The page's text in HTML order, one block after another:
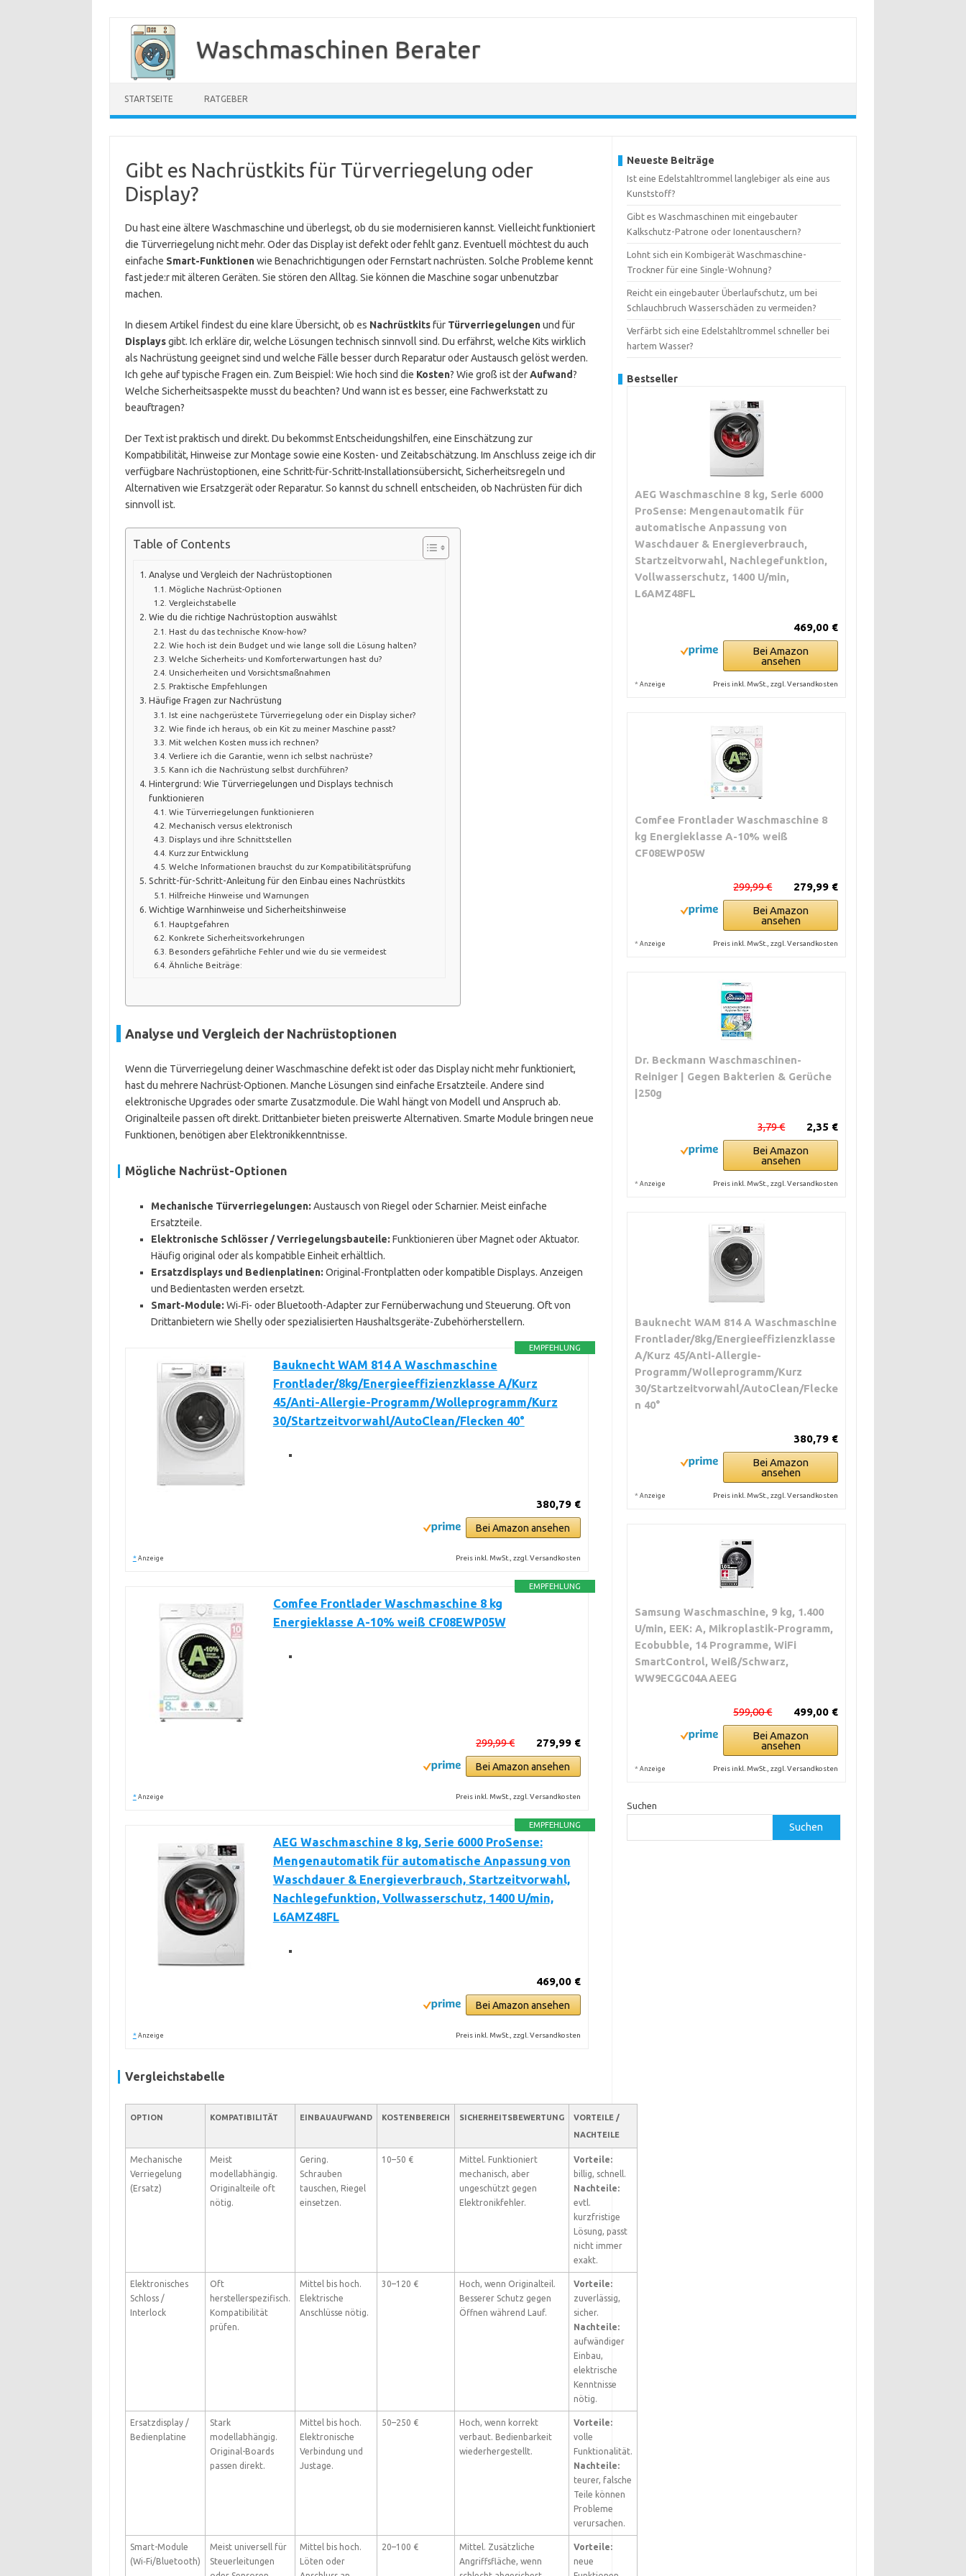
Inhalt
springen
Waschmaschinen Berater
STARTSEITE RATGEBER
Gibt es Nachrüstkits für Türverriegelung oder
Display?
Du hast eine ältere Waschmaschine und überlegst, ob du sie modernisieren kannst. Vielleicht funktioniert
die Türverriegelung nicht mehr. Oder das Display ist defekt oder fehlt ganz. Eventuell möchtest du auch
einfache Smart-Funktionenwie Benachrichtigungen oder Fernstart nachrüsten. Solche Probleme kennt
fast jede:r mit älteren Geräten. Sie stören den Alltag. Sie können die Maschine sogar unbenutzbar
machen.
In diesem Artikel findest du eine klare Übersicht, ob es Nachrüstkitsfür Türverriegelungenund für
Displaysgibt. Ich erkläre dir, welche Lösungen technisch sinnvoll sind. Du erfährst, welche Kits wirklich
als Nachrüstung geeignet sind und welche Fälle besser durch Reparatur oder Austausch gelöst werden.
Ich gehe auf typische Fragen ein. Zum Beispiel: Wie hoch sind die Kosten? Wie groß ist derAufwand?
Welche Sicherheitsaspekte musst du beachten? Und wann ist es besser, eine Fachwerkstatt zu
beauftragen?
Der Text ist praktisch und direkt. Du bekommst Entscheidungshilfen, eine Einschätzung zur
Kompatibilität, Hinweise zur Montage sowie eine Kosten- und Zeitabschätzung. Im Anschluss zeige ich dir
verfügbare Nachrüstoptionen, eine Schritt-für-Schritt-Installationsübersicht, Sicherheitsregeln und
Alternativen wie Ersatzgerät oder Reparatur. So kannst du schnell entscheiden, ob Nachrüsten für dich
sinnvoll ist.
Table of Contents
Analyse und Vergleich der Nachrüstoptionen
Mögliche Nachrüst-Optionen
Vergleichstabelle
Wie du die richtige Nachrüstoption auswählst
Hast du das technische Know‑how?
Wie hoch ist dein Budget und wie lange soll die Lösung halten?
Welche Sicherheits- und Komforterwartungen hast du?
Unsicherheiten und Vorsichtsmaßnahmen
Praktische Empfehlungen
Häufige Fragen zur Nachrüstung
Ist eine nachgerüstete Türverriegelung oder ein Display sicher?
Wie finde ich heraus, ob ein Kit zu meiner Maschine passt?
Mit welchen Kosten muss ich rechnen?
Verliere ich die Garantie, wenn ich selbst nachrüste?
Kann ich die Nachrüstung selbst durchführen?
Hintergrund: Wie Türverriegelungen und Displays technisch
funktionieren
Wie Türverriegelungen funktionieren
Mechanisch versus elektronisch
Displays und ihre Schnittstellen
Kurz zur Entwicklung
Welche Informationen brauchst du zur Kompatibilitätsprüfung
Schritt-für-Schritt-Anleitung für den Einbau eines Nachrüstkits
Hilfreiche Hinweise und Warnungen
Wichtige Warnhinweise und Sicherheitshinweise
Hauptgefahren
Konkrete Sicherheitsvorkehrungen
Besonders gefährliche Fehler und wie du sie vermeidest
Ähnliche Beiträge:
Analyse und Vergleich der Nachrüstoptionen
Wenn die Türverriegelung deiner Waschmaschine defekt ist oder das Display nicht mehr funktioniert,
hast du mehrere Nachrüst-Optionen. Manche Lösungen sind einfache Ersatzteile. Andere sind
elektronische Upgrades oder smarte Zusatzmodule. Die Wahl hängt von Modell und Anspruch ab.
Originalteile passen oft direkt. Drittanbieter bieten preiswerte Alternativen. Smarte Module bringen neue
Funktionen, benötigen aber Elektronikkenntnisse.
Mögliche Nachrüst-Optionen
Mechanische Türverriegelungen: Austausch von Riegel oder Scharnier. Meist einfache
Ersatzteile.
Elektronische Schlösser / Verriegelungsbauteile: Funktionieren über Magnet oder Aktuator.
Häufig original oder als kompatible Einheit erhältlich.
Ersatzdisplays und Bedienplatinen: Original-Frontplatten oder kompatible Displays. Anzeigen
und Bedientasten werden ersetzt.
Smart-Module: Wi‑Fi- oder Bluetooth-Adapter zur Fernüberwachung und Steuerung. Oft von
Drittanbietern wie Shelly oder spezialisierten Haushaltsgeräte-Zubehörherstellern.
EMPFEHLUNG
Bauknecht WAM 814 A Waschmaschine
Frontlader/8kg/Energieeffizienzklasse A/Kurz
45/Anti-Allergie-Programm/Wolleprogramm/Kurz
30/Startzeitvorwahl/AutoClean/Flecken 40°
380,79 €
Bei Amazon ansehen
* Anzeige Preis inkl. MwSt., zzgl. Versandkosten
EMPFEHLUNG
Comfee Frontlader Waschmaschine 8 kg
Energieklasse A-10% weiß CF08EWP05W
279,99 €
299,99 €
Bei Amazon ansehen
* Anzeige Preis inkl. MwSt., zzgl. Versandkosten
EMPFEHLUNG
AEG Waschmaschine 8 kg, Serie 6000 ProSense:
Mengenautomatik für automatische Anpassung von
Waschdauer & Energieverbrauch, Startzeitvorwahl,
Nachlegefunktion, Vollwasserschutz, 1400 U/min,
L6AMZ48FL
469,00 €
Bei Amazon ansehen
* Anzeige Preis inkl. MwSt., zzgl. Versandkosten
Vergleichstabelle
OPTION KOMPATIBILITÄT EINBAUAUFWAND KOSTENBEREICH SICHERHEITSBEWERTUNG
VORTEILE /
NACHTEILE
Mechanische
Verriegelung
(Ersatz)
Meist
modellabhängig.
Originalteile oft
nötig.
Gering.
Schrauben
tauschen, Riegel
einsetzen.
10–50 €
Mittel. Funktioniert
mechanisch, aber
ungeschützt gegen
Elektronikfehler.
Vorteile:
billig, schnell.
Nachteile:
evtl.
kurzfristige
Lösung, passt
nicht immer
exakt.
Elektronisches
Schloss /
Interlock
Oft
herstellerspezifisch.
Kompatibilität
prüfen.
Mittel bis hoch.
Elektrische
Anschlüsse nötig.
30–120 €
Hoch, wenn Originalteil.
Besserer Schutz gegen
Öffnen während Lauf.
Vorteile:
zuverlässig,
sicher.
Nachteile:
aufwändiger
Einbau,
elektrische
Kenntnisse
nötig.
Ersatzdisplay /
Bedienplatine
Stark
modellabhängig.
Original-Boards
passen direkt.
Mittel bis hoch.
Elektronische
Verbindung und
Justage.
50–250 €
Hoch, wenn korrekt
verbaut. Bedienbarkeit
wiederhergestellt.
Vorteile:
volle
Funktionalität.
Nachteile:
teurer, falsche
Teile können
Probleme
verursachen.
Smart-Module
(Wi‑Fi/Bluetooth)
Meist universell für
Steuerleitungen
Mittel bis hoch.
Löten oder
20–100 €
Mittel. Zusätzliche
Angriffsfläche, wenn
Vorteile:
neue
Neueste Beiträge
Ist eine Edelstahltrommel langlebiger als eine aus
Kunststoff?
Gibt es Waschmaschinen mit eingebauter
Kalkschutz-Patrone oder Ionentauschern?
Lohnt sich ein Kombigerät Waschmaschine-
Trockner für eine Single-Wohnung?
Reicht ein eingebauter Überlaufschutz, um bei
Schlauchbruch Wasserschäden zu vermeiden?
Verfärbt sich eine Edelstahltrommel schneller bei
hartem Wasser?
Bestseller
AEG Waschmaschine 8 kg, Serie 6000
ProSense: Mengenautomatik für
automatische Anpassung von
Waschdauer & Energieverbrauch,
Startzeitvorwahl, Nachlegefunktion,
Vollwasserschutz, 1400 U/min,
L6AMZ48FL
469,00 €
Bei Amazon
ansehen
* Anzeige Preis inkl. MwSt., zzgl. Versandkosten
Comfee Frontlader Waschmaschine 8
kg Energieklasse A-10% weiß
CF08EWP05W
279,99 €
299,99 €
Bei Amazon
ansehen
* Anzeige Preis inkl. MwSt., zzgl. Versandkosten
Dr. Beckmann Waschmaschinen-
Reiniger | Gegen Bakterien & Gerüche
|250g
2,35 €
3,79 €
Bei Amazon
ansehen
* Anzeige Preis inkl. MwSt., zzgl. Versandkosten
Bauknecht WAM 814 A Waschmaschine
Frontlader/8kg/Energieeffizienzklasse
A/Kurz 45/Anti-Allergie-
Programm/Wolleprogramm/Kurz
30/Startzeitvorwahl/AutoClean/Flecke
n 40°
380,79 €
Bei Amazon
ansehen
* Anzeige Preis inkl. MwSt., zzgl. Versandkosten
Samsung Waschmaschine, 9 kg, 1.400
U/min, EEK: A, Mikroplastik-Programm,
Ecobubble, 14 Programme, WiFi
SmartControl, Weiß/Schwarz,
WW9ECGC04AAEEG
499,00 €
599,00 €
Bei Amazon
ansehen
* Anzeige Preis inkl. MwSt., zzgl. Versandkosten
Suchen
Suchen